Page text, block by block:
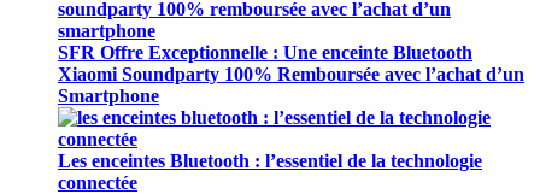
SFR Offre Exceptionnelle : Une enceinte Bluetooth
Xiaomi Soundparty 100% Remboursée avec l’achat d’un
Smartphone
Les enceintes Bluetooth : l’essentiel de la technologie
connectée